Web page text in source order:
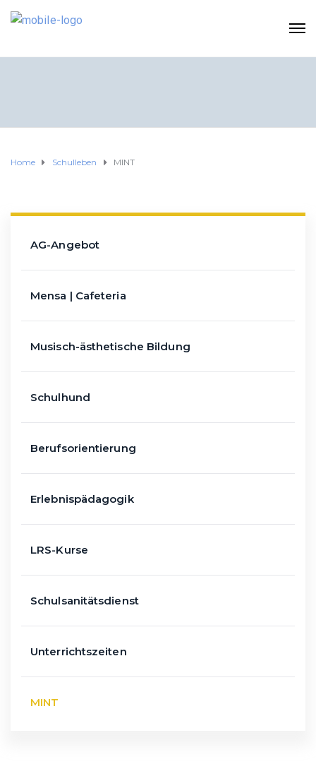
Home Schulleben MINT
AG-Angebot
Mensa | Cafeteria
Musisch-ästhetische Bildung
Schulhund
Berufsorientierung
Erlebnispädagogik
LRS-Kurse
Schulsanitätsdienst
Unterrichtszeiten
MINT